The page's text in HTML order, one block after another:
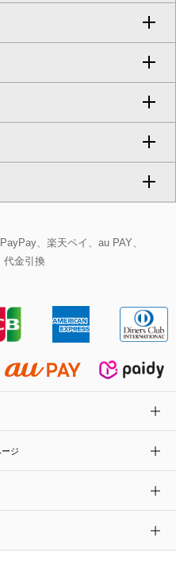
ド
ーバッグ
ス
、楽天ペイ、au PAY、
代金引換
ジ